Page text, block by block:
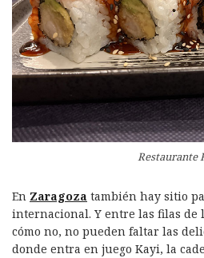
Restaurante
En Zaragoza también hay sitio
internacional. Y entre las filas de
cómo no, no pueden faltar las
donde entra en juego Kayi, la